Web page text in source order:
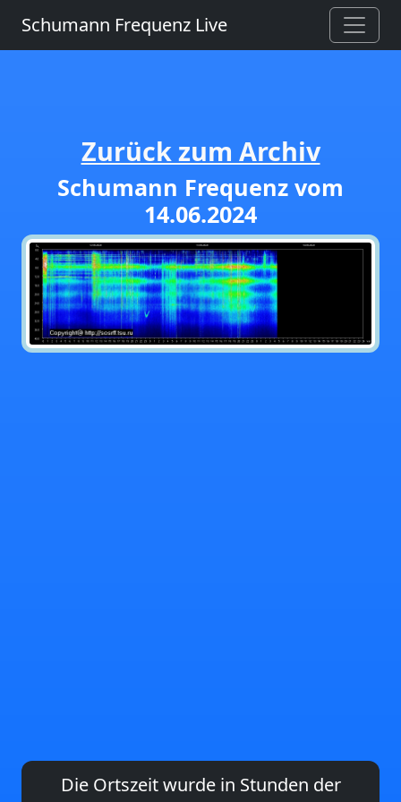
Schumann Frequenz Live
Zurück zum Archiv
Schumann Frequenz vom
14.06.2024
Die Ortszeit wurde in Stunden der